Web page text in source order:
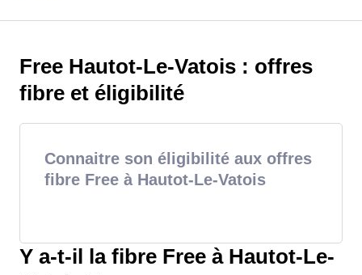
Free Hautot-Le-Vatois : offres
fibre et éligibilité
Connaitre son éligibilité aux offres
fibre Free à Hautot-Le-Vatois
Y a-t-il la fibre Free à Hautot-Le-